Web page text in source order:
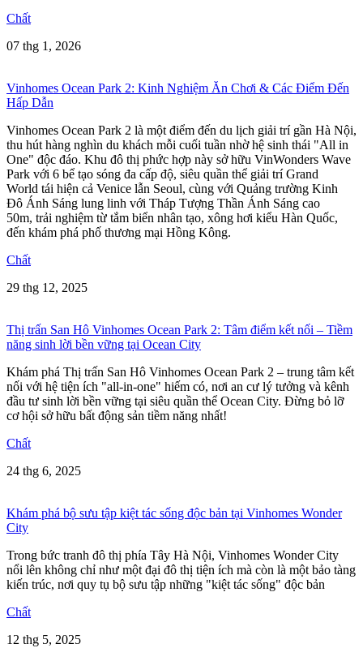
Chất
07 thg 1, 2026
Vinhomes Ocean Park 2: Kinh Nghiệm Ăn Chơi & Các Điểm Đến
Hấp Dẫn
Vinhomes Ocean Park 2 là một điểm đến du lịch giải trí gần Hà Nội,
thu hút hàng nghìn du khách mỗi cuối tuần nhờ hệ sinh thái "All in
One" độc đáo. Khu đô thị phức hợp này sở hữu VinWonders Wave
Park với 6 bể tạo sóng đa cấp độ, siêu quần thể giải trí Grand
World tái hiện cả Venice lẫn Seoul, cùng với Quảng trường Kinh
Đô Ánh Sáng lung linh với Tháp Tượng Thần Ánh Sáng cao
50m, trải nghiệm từ tắm biển nhân tạo, xông hơi kiểu Hàn Quốc,
đến khám phá phố thương mại Hồng Kông.
Chất
29 thg 12, 2025
Thị trấn San Hô Vinhomes Ocean Park 2: Tâm điểm kết nối – Tiềm
năng sinh lời bền vững tại Ocean City
Khám phá Thị trấn San Hô Vinhomes Ocean Park 2 – trung tâm kết
nối với hệ tiện ích "all-in-one" hiếm có, nơi an cư lý tưởng và kênh
đầu tư sinh lời bền vững tại siêu quần thể Ocean City. Đừng bỏ lỡ
cơ hội sở hữu bất động sản tiềm năng nhất!
Chất
24 thg 6, 2025
Khám phá bộ sưu tập kiệt tác sống độc bản tại Vinhomes Wonder
City
Trong bức tranh đô thị phía Tây Hà Nội, Vinhomes Wonder City
nổi lên không chỉ như một đại đô thị tiện ích mà còn là một bảo tàng
kiến trúc, nơi quy tụ bộ sưu tập những "kiệt tác sống" độc bản
Chất
12 thg 5, 2025